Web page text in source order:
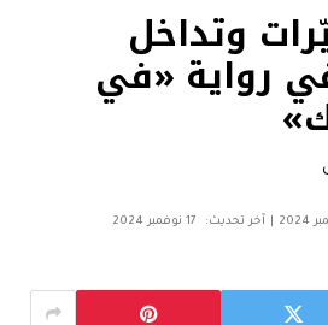
وتداخل
رواية «في
آخر تحديث: 17 نوفمبر 2024